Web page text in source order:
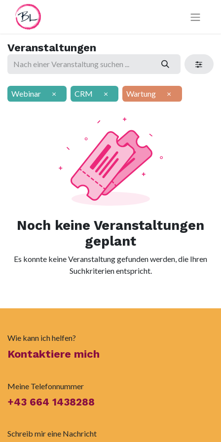
Veranstaltungen
Webinar × CRM × Wartung ×
Noch keine Veranstaltungen
geplant
Es konnte keine Veranstaltung gefunden werden, die Ihren
Suchkriterien entspricht.
Wie kann ich helfen?
Kontaktiere mich
Meine Telefonnummer
+43 664 1438288
Schreib mir eine Nachricht